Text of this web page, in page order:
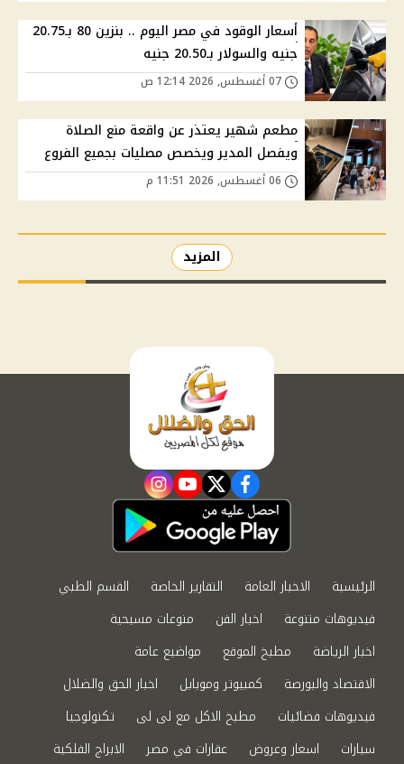
أسعار الوقود في مصر اليوم .. بنزين 80 بـ20.75
جنيه والسولار بـ20.50 جنيه
مطعم شهير يعتذر عن واقعة منع الصلاة
ويفصل المدير ويخصص مصليات بجميع الفروع
المزيد
facebook
twitter
youtube
instagram
الرئيسية الاخبار العامة التقارير الخاصة
القسم الطبي
فيديوهات متنوعة
اخبار الفن
منوعات مسيحية
اخبار الرياضة
مطبخ الموقع
مواضيع عامة
الاقتصاد والبورصة
كمبيوتر وموبايل
اخبار الحق والضلال
فيديوهات فضائيات
مطبخ الاكل مع لى لى
تكنولوجيا
سيارات
اسعار وعروض عقارات في مصر الابراج الفلكية